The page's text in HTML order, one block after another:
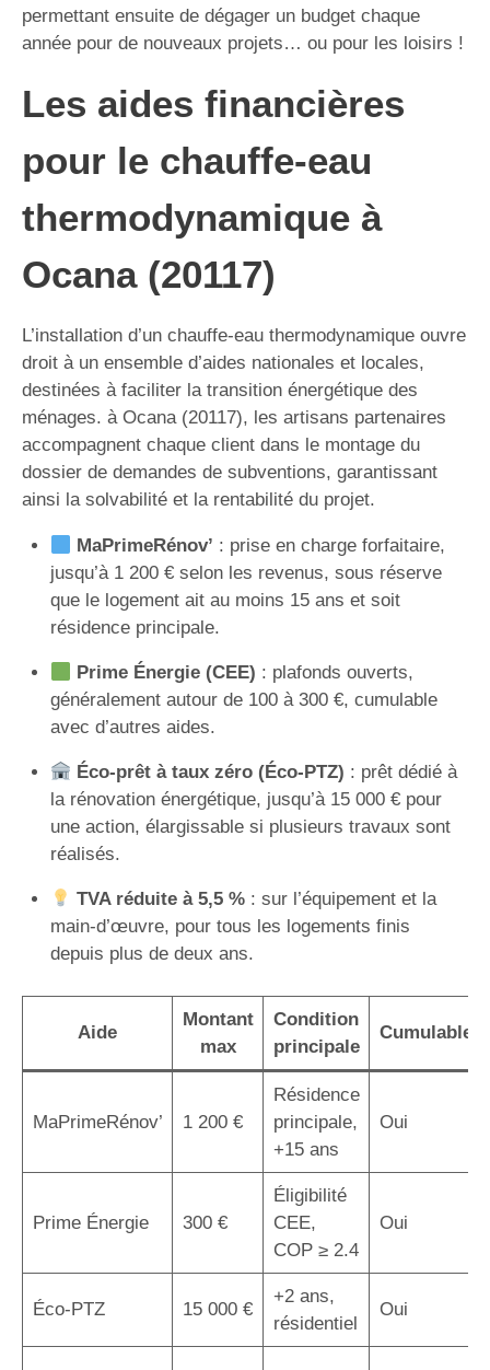
permettant ensuite de dégager un budget chaque
année pour de nouveaux projets… ou pour les loisirs !
Les aides financières
pour le chauffe-eau
thermodynamique à
Ocana (20117)
L’installation d’un chauffe-eau thermodynamique ouvre
droit à un ensemble d’aides nationales et locales,
destinées à faciliter la transition énergétique des
ménages. à Ocana (20117), les artisans partenaires
accompagnent chaque client dans le montage du
dossier de demandes de subventions, garantissant
ainsi la solvabilité et la rentabilité du projet.
MaPrimeRénov’ : prise en charge forfaitaire,
jusqu’à 1 200 € selon les revenus, sous réserve
que le logement ait au moins 15 ans et soit
résidence principale.
Prime Énergie (CEE) : plafonds ouverts,
généralement autour de 100 à 300 €, cumulable
avec d’autres aides.
Éco-prêt à taux zéro (Éco-PTZ) : prêt dédié à
la rénovation énergétique, jusqu’à 15 000 € pour
une action, élargissable si plusieurs travaux sont
réalisés.
TVA réduite à 5,5 %: sur l’équipement et la
main-d’œuvre, pour tous les logements finis
depuis plus de deux ans.
Aide
Montant
max
Condition
principale
Cumulable
MaPrimeRénov’ 1 200 €
Résidence
principale,
+15 ans
Oui
Prime Énergie 300 €
Éligibilité
CEE,
COP ≥ 2.4
Oui
Éco-PTZ 15 000 €
+2 ans,
résidentiel
Oui